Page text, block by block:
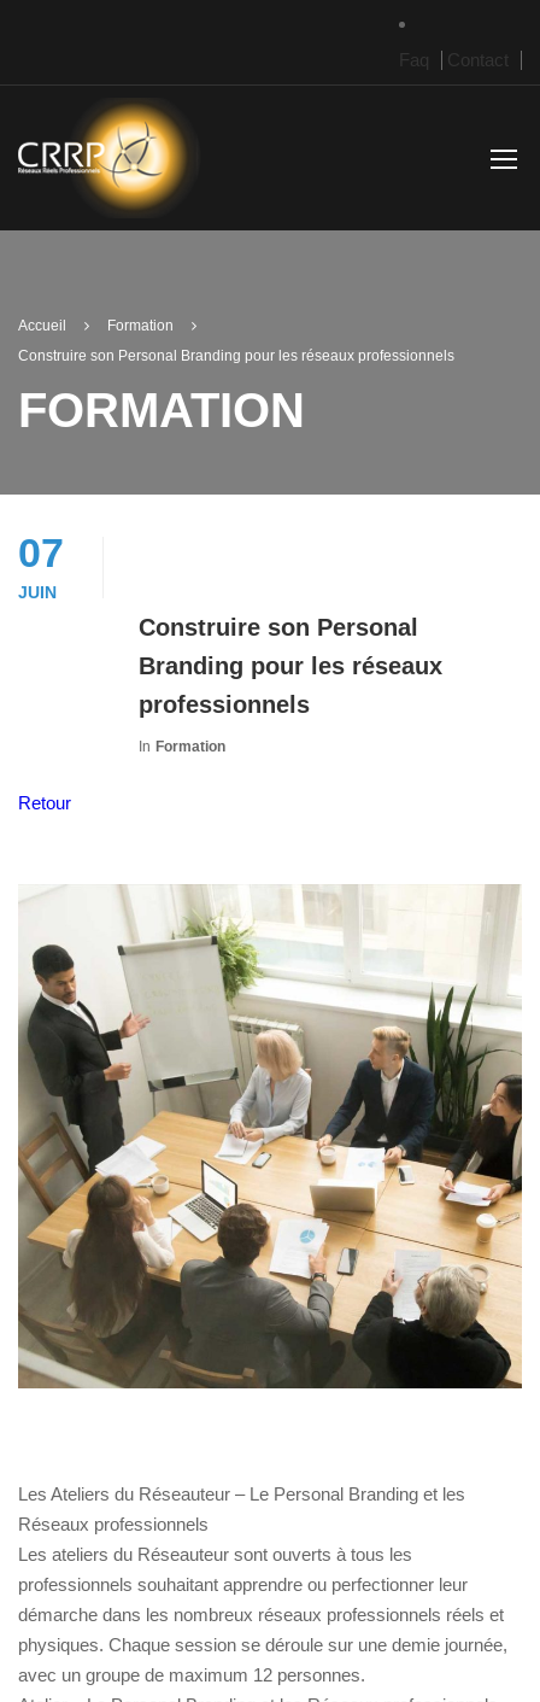
Faq Contact
Accueil
Formation
Construire son Personal Branding pour les réseaux professionnels
FORMATION
07
JUIN
Construire son Personal
Branding pour les réseaux
professionnels
In Formation
Retour
Les Ateliers du Réseauteur – Le Personal Branding et les
Réseaux professionnels
Les ateliers du Réseauteur sont ouverts à tous les
professionnels souhaitant apprendre ou perfectionner leur
démarche dans les nombreux réseaux professionnels réels et
physiques. Chaque session se déroule sur une demie journée,
avec un groupe de maximum 12 personnes.